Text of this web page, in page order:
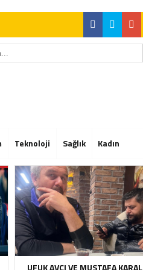
Not Alıyor
Not Alıyor
Teknoloji Sağlık Kadın
UFUK AVCI VE MUSTAFA KARAL